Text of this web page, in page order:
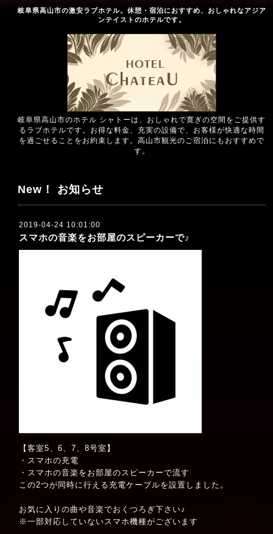
岐阜県高山市の激安ラブホテル。休憩・宿泊におすすめ、おしゃれなアジア
ンテイストのホテルです。
岐阜県高山市のホテル シャトーは、おしゃれで寛ぎの空間をご提供す
るラブホテルです。お得な料金、充実の設備で、お客様が快適な時間
を過ごせることをお約束します。高山市観光のご宿泊にもおすすめで
す。
New！ お知らせ
2019-04-24 10:01:00
スマホの音楽をお部屋のスピーカーで♪
【客室5、6、7、8号室】
・スマホの充電
・スマホの音楽をお部屋のスピーカーで流す
この2つが同時に行える充電ケーブルを設置しました。
お気に入りの曲や音楽でおくつろぎ下さい♪
※一部対応していないスマホ機種がございます